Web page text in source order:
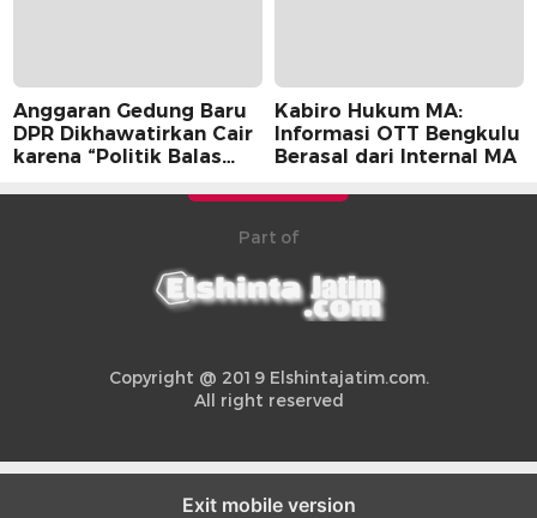
Anggaran Gedung Baru
DPR Dikhawatirkan Cair
karena “Politik Balas
Kabiro Hukum MA:
Informasi OTT Bengkulu
Berasal dari Internal MA
Part of
Copyright @ 2019 Elshintajatim.com.
All right reserved
Exit mobile version